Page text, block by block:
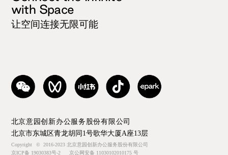
with Space
让空间连接无限可能
北京意园创新办公服务股份有限公司
北京市东城区青龙胡同1号歌华大厦A座13层
Copyright ©
2016-2023 北京意园创新办公服务股份有限公司
京ICP备 19030383号-2
京公网安备 11030102010175 号